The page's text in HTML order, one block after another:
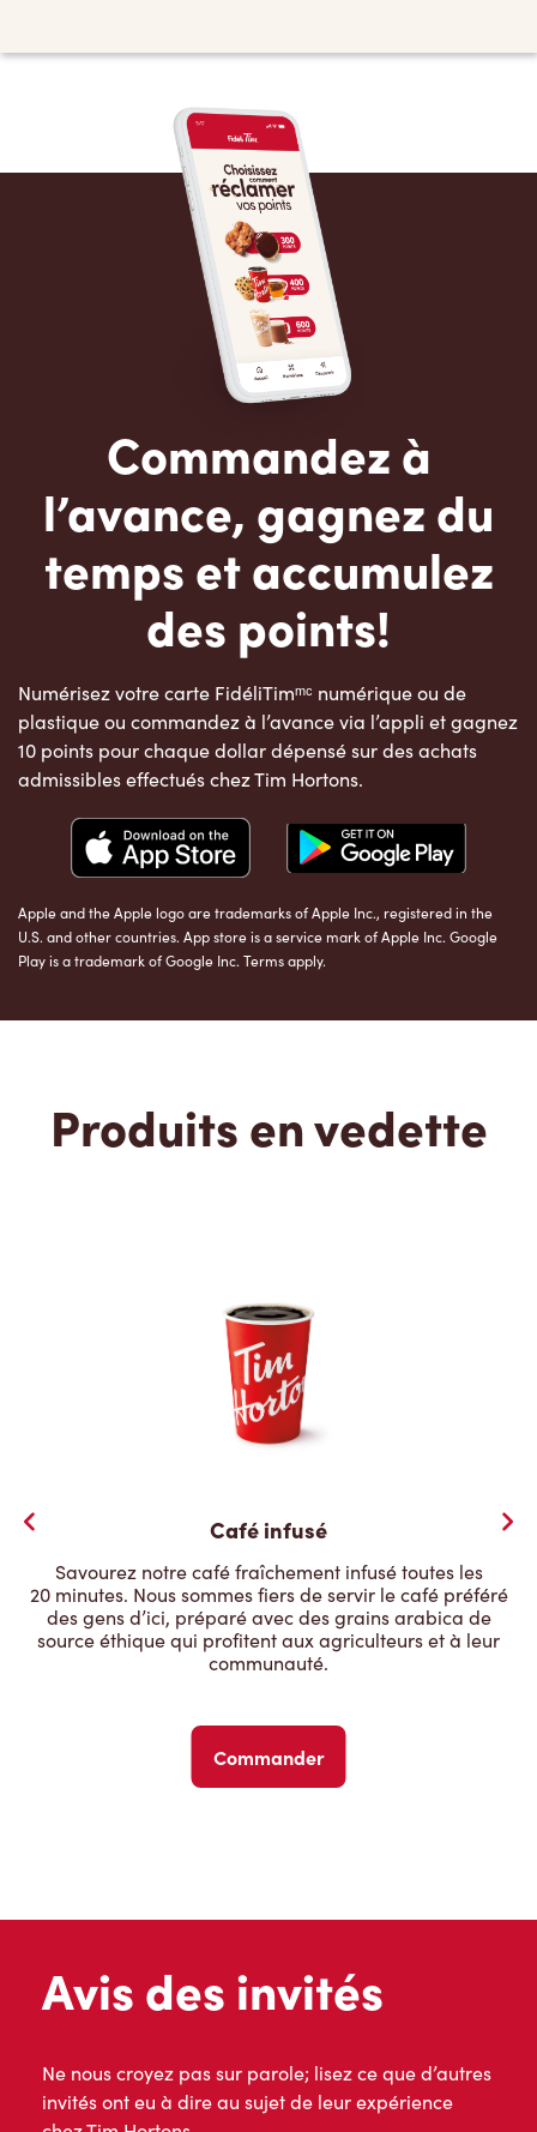
Commandez à
l’avance, gagnez du
temps et accumulez
des points!
Numérisez votre carte FidéliTimᵐᶜ numérique ou de
plastique ou commandez à l’avance via l’appli et gagnez
10 points pour chaque dollar dépensé sur des achats
admissibles effectués chez Tim Hortons.
Apple and the Apple logo are trademarks of Apple Inc., registered in the
U.S. and other countries. App store is a service mark of Apple Inc. Google
Play is a trademark of Google Inc. Terms apply.
Produits en vedette
Café infusé
Savourez notre café fraîchement infusé toutes les
20 minutes. Nous sommes fiers de servir le café préféré
des gens d’ici, préparé avec des grains arabica de
source éthique qui profitent aux agriculteurs et à leur
communauté.
Commander
Avis des invités
Ne nous croyez pas sur parole; lisez ce que d’autres
invités ont eu à dire au sujet de leur expérience